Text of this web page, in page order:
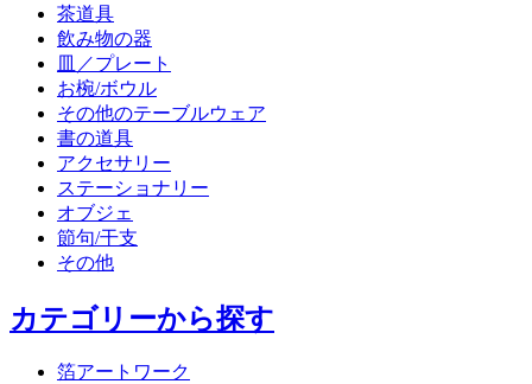
茶道具
飲み物の器
皿／プレート
お椀/ボウル
その他のテーブルウェア
書の道具
アクセサリー
ステーショナリー
オブジェ
節句/干支
その他
カテゴリーから探す
箔アートワーク